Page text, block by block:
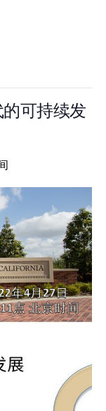
可持续发